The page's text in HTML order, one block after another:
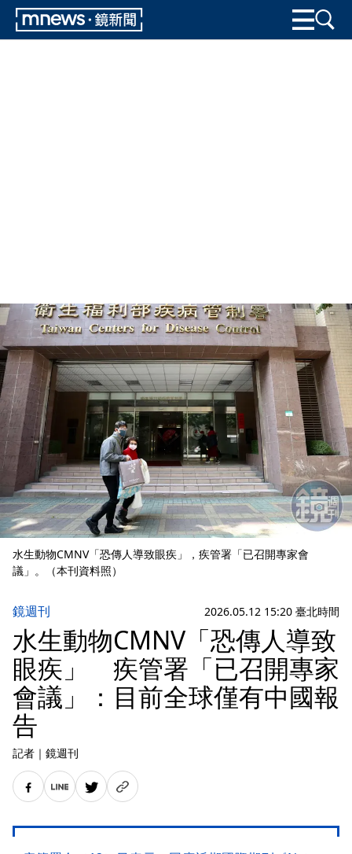
水生動物CMNV「恐傳人導致眼疾」，疾管署「已召開專家會
議」。（本刊資料照）
鏡週刊 2026.05.12 15:20 臺北時間
水生動物CMNV「恐傳人導致
眼疾」 疾管署「已召開專家
會議」：目前全球僅有中國報
告
記者 ｜ 鏡週刊